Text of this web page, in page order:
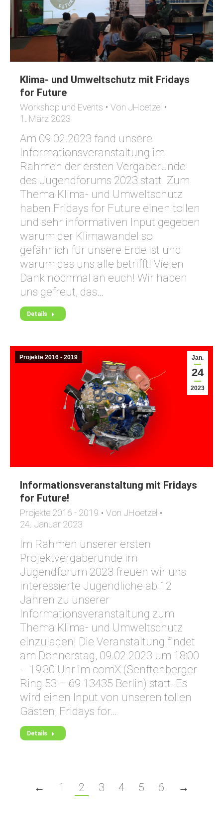
Klima- und Umweltschutz mit Fridays
for Future
Workshop und Events Von JHoetzel
1. März 2023
Am 09.02.2023 fand unsere
Informationsveranstaltung im
Rahmen der ersten Vergaberunde
des Jugendforums 2023 statt. Zum
Thema Klima- und Umweltschutz
haben Fridays for Future einen tollen
und sehr informativen Input gegeben
warum der Klimawandel so
gefährlich für unsere Erde ist und
warum das uns alle betrifft! Vielen
Dank nochmal an euch! Wir haben
uns gefreut, das…
Details
Jan.
24
2023
Projekte 2016 - 2019
Informationsveranstaltung mit Fridays
for Future!
Projekte 2016 - 2019 Von JHoetzel
24. Januar 2023
Im Rahmen unserer ersten
Projektvergaberunde im
Jugendforum 2023 freuen wir uns
interessierte Jugendliche ab 12
Jahren zu unserer
Informationsveranstaltung zum
Thema Klima- und Umweltschutz
einzuladen! Die Veranstaltung findet
am Donnerstag, 09.02.2023 um 18:00
– 19:30 Uhr im comX (Senftenberger
Ring 53 – 69 13435 Berlin) statt. Es
wird einen Input von unseren tollen
Gästen, Fridays for…
Details
← 1 2 3 4 5 6 →